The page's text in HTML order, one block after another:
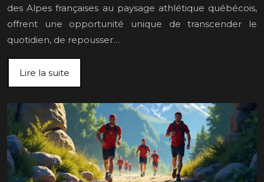
des Alpes françaises au paysage athlétique québécois,
offrent une opportunité unique de transcender le
quotidien, de repousser…
Lire la suite